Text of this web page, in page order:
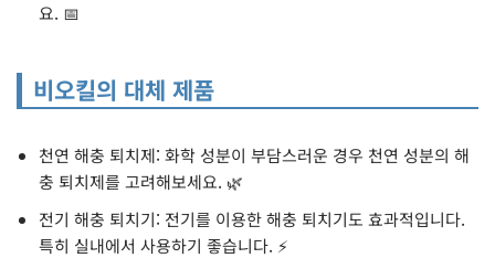
요. 📅
비오킬의 대체 제품
천연 해충 퇴치제: 화학 성분이 부담스러운 경우 천연 성분의 해
충 퇴치제를 고려해보세요. 🌿
전기 해충 퇴치기: 전기를 이용한 해충 퇴치기도 효과적입니다.
특히 실내에서 사용하기 좋습니다. ⚡